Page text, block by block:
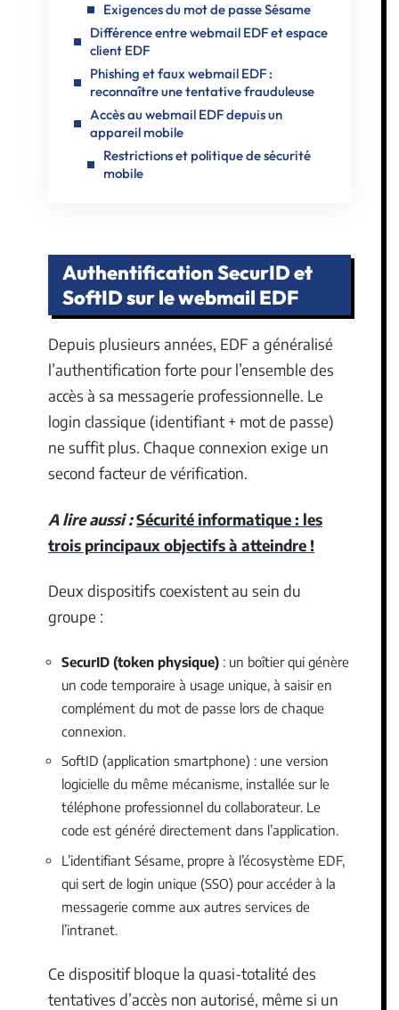
Exigences du mot de passe Sésame
Différence entre webmail EDF et espace
client EDF
Phishing et faux webmail EDF :
reconnaître une tentative frauduleuse
Accès au webmail EDF depuis un
appareil mobile
Restrictions et politique de sécurité
mobile
Authentification SecurID et
SoftID sur le webmail EDF
Depuis plusieurs années, EDF a généralisé
l’authentification forte pour l’ensemble des
accès à sa messagerie professionnelle. Le
login classique (identifiant + mot de passe)
ne suffit plus. Chaque connexion exige un
second facteur de vérification.
A lire aussi :Sécurité informatique : les
trois principaux objectifs à atteindre !
Deux dispositifs coexistent au sein du
groupe :
SecurID (token physique) : un boîtier qui génère
un code temporaire à usage unique, à saisir en
complément du mot de passe lors de chaque
connexion.
SoftID (application smartphone) : une version
logicielle du même mécanisme, installée sur le
téléphone professionnel du collaborateur. Le
code est généré directement dans l’application.
L’identifiant Sésame, propre à l’écosystème EDF,
qui sert de login unique (SSO) pour accéder à la
messagerie comme aux autres services de
l’intranet.
Ce dispositif bloque la quasi-totalité des
tentatives d’accès non autorisé, même si un